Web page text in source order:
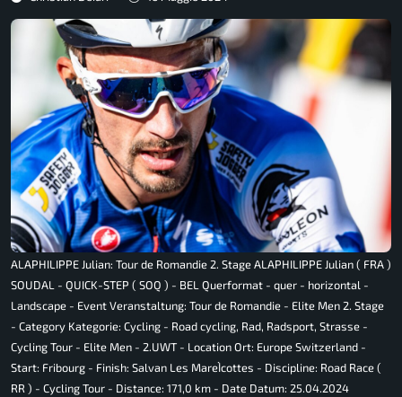
ALAPHILIPPE Julian: Tour de Romandie 2. Stage ALAPHILIPPE Julian ( FRA )
SOUDAL - QUICK-STEP ( SOQ ) - BEL Querformat - quer - horizontal -
Landscape - Event Veranstaltung: Tour de Romandie - Elite Men 2. Stage
- Category Kategorie: Cycling - Road cycling, Rad, Radsport, Strasse -
Cycling Tour - Elite Men - 2.UWT - Location Ort: Europe Switzerland -
Start: Fribourg - Finish: Salvan Les MareÌcottes - Discipline: Road Race (
RR ) - Cycling Tour - Distance: 171,0 km - Date Datum: 25.04.2024